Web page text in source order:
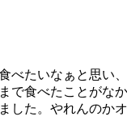
たいなぁと思い
食べたことがな
した。やれんのかオ